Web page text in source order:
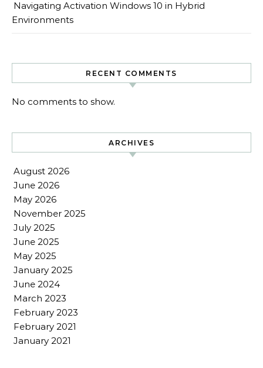
Navigating Activation Windows 10 in Hybrid
Environments
RECENT COMMENTS
No comments to show.
ARCHIVES
August 2026
June 2026
May 2026
November 2025
July 2025
June 2025
May 2025
January 2025
June 2024
March 2023
February 2023
February 2021
January 2021